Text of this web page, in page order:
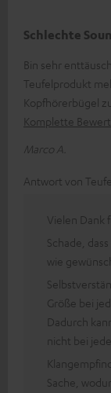
Schlechte
Bin sehr
Teufelprodukt
Kopfhörerbügel
Komplette
Marco A.
Antwort von
Vielen Dank
Schade,
wie
Größe bei
Dadurch
nicht bei
Sache,